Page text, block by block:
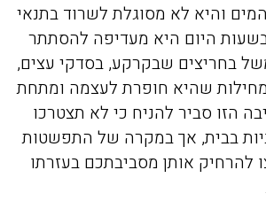
והיא לא מסוגלת לשרוד בתנאי
בשעות היום היא מעדיפה להסתתר
בחריצים שבקרקע, בסדקי עצים,
שהיא חופרת לעצמה ומתחת
הזו סביר להניח כי לא תצטרכו
בבית, אך במקרה של התפשטות
להרחיק אותן מסביבתכם בעזרתו